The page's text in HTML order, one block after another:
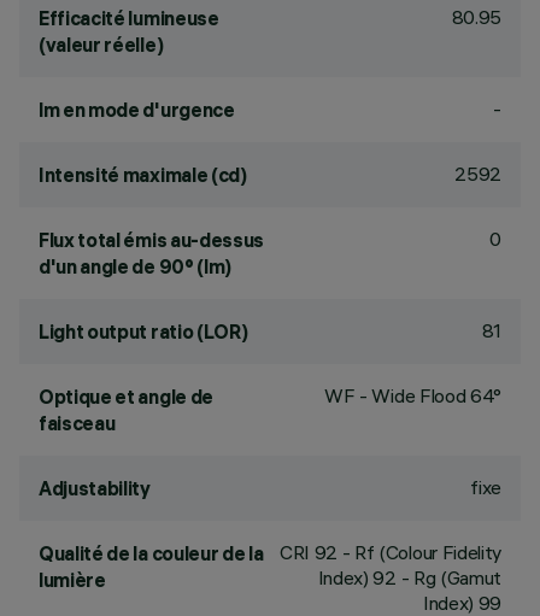
Efficacité lumineuse
(valeur réelle)
80.95
lm en mode d'urgence -
Intensité maximale (cd) 2592
Flux total émis au-dessus
d'un angle de 90° (lm)
0
Light output ratio (LOR) 81
Optique et angle de
faisceau
WF - Wide Flood 64°
Adjustability fixe
Qualité de la couleur de la
lumière
CRI 92 - Rf (Colour Fidelity
Index) 92 - Rg (Gamut
Index) 99